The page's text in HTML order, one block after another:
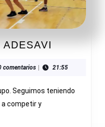
21
comentarios 21:55
Seguimos teniendo
competir y